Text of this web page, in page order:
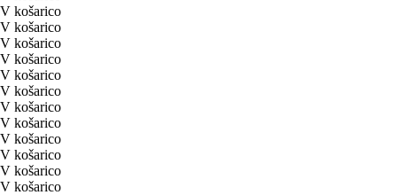
V košarico
V košarico
V košarico
V košarico
V košarico
V košarico
V košarico
V košarico
V košarico
V košarico
V košarico
V košarico